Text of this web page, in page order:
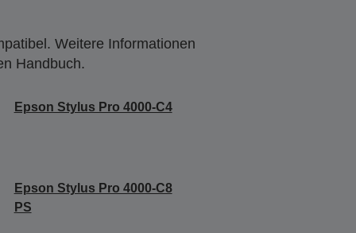
Weitere Informationen
Handbuch.
Epson Stylus Pro 4000-C4
Epson Stylus Pro 4000-C8
PS